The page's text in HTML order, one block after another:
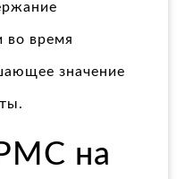
во время
значение
на